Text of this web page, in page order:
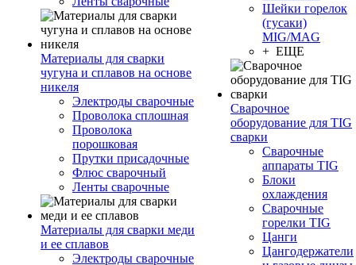
Материалы для сварки
чугуна и сплавов на основе
никеля
Электроды сварочные
Проволока сплошная
Проволока
порошковая
Прутки присадочные
Флюс сварочный
Ленты сварочные
Материалы для сварки меди
и ее сплавов
Электроды сварочные
Шейки горелок
(гусаки)
MIG/MAG
+ ЕЩЕ
Сварочное
оборудование для TIG
сварки
Сварочные
аппараты TIG
Блоки
охлаждения
Сварочные
горелки TIG
Цанги
Цангодержатели